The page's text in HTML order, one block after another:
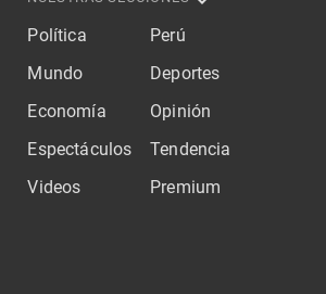
Política
Perú
Mundo
Deportes
Economía
Opinión
Espectáculos
Tendencia
Videos
Premium